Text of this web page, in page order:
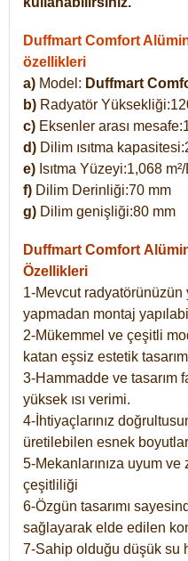
Duffmart Comfort
özellikleri
a) Model: Duffmart
b) Radyatör
c) Eksenler arası
d) Dilim ısıtma
e) Isıtma Yüzeyi:1,068
f) Dilim Derinliği:70 mm
g) Dilim genişliği:80 mm
Duffmart Comfort
Özellikleri
1-Mevcut
yapmadan montaj
2-Mükemmel ve çeşitli
katan eşsiz estetik
3-Hammadde ve tasarım
yüksek ısı verimi.
4-İhtiyaçlarınız
üretilebilen esnek
5-Mekanlarınıza uyum
çeşitliliği
6-Özgün tasarımı
sağlayarak elde edilen
7-Sahip olduğu düşük su